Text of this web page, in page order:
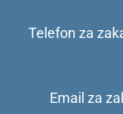
Telefon za
Email za